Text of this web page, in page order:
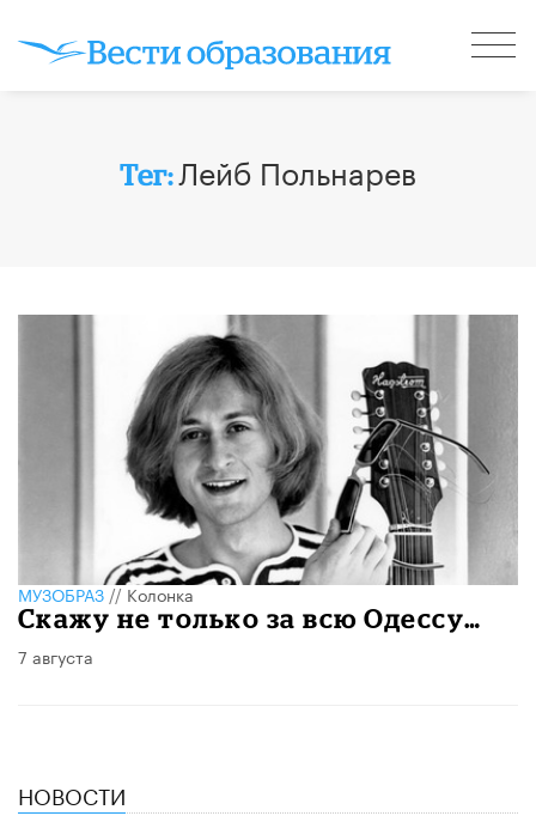
Тег: Лейб Польнарев
МУЗОБРАЗ//Колонка
Скажу не только за всю Одессу…
7 августа
НОВОСТИ